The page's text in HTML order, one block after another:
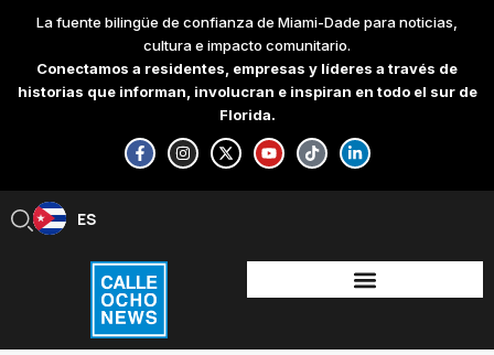
content
La fuente bilingüe de confianza de Miami-Dade para noticias,
cultura e impacto comunitario.
Conectamos a residentes, empresas y líderes a través de
historias que informan, involucran e inspiran en todo el sur de
Florida.
F
a
c
e
-
f
I
n
s
t
X
-
t
w
Y
o
u
t
T
i
k
t
L
i
n
k
-
i
n
ES
EN